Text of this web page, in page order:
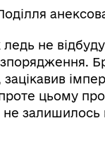
не
зацікавив
цьому
залишилось